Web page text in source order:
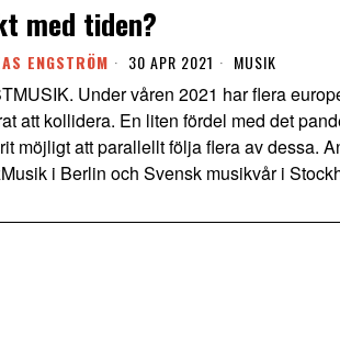
med tiden?
ENGSTRÖM 30 APR 2021 MUSIK
Under våren 2021 har flera
att kollidera. En liten fördel med det
möjligt att parallellt följa flera av dessa.
i Berlin och Svensk musikvår i